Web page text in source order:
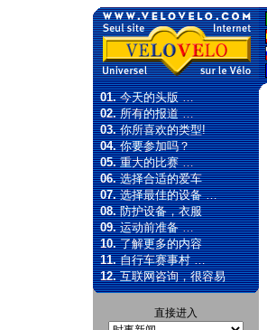
01.今天的头版 …
02.所有的报道 …
03.你所喜欢的类型!
04.你要参加吗？
05.重大的比赛 …
06.选择合适的爱车
07.选择最佳的设备 …
08.防护设备，衣服
09.运动前准备 …
10.了解更多的内容
11.自行车赛事村 …
12.互联网咨询，很容易
直接进入